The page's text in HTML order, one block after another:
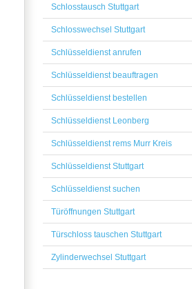
Schlosstausch Stuttgart
Schlosswechsel Stuttgart
Schlüsseldienst anrufen
Schlüsseldienst beauftragen
Schlüsseldienst bestellen
Schlüsseldienst Leonberg
Schlüsseldienst rems Murr Kreis
Schlüsseldienst Stuttgart
Schlüsseldienst suchen
Türöffnungen Stuttgart
Türschloss tauschen Stuttgart
Zylinderwechsel Stuttgart